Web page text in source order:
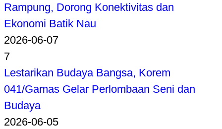
Rampung, Dorong Konektivitas dan
Ekonomi Batik Nau
2026-06-07
7
Lestarikan Budaya Bangsa, Korem
041/Gamas Gelar Perlombaan Seni dan
Budaya
2026-06-05